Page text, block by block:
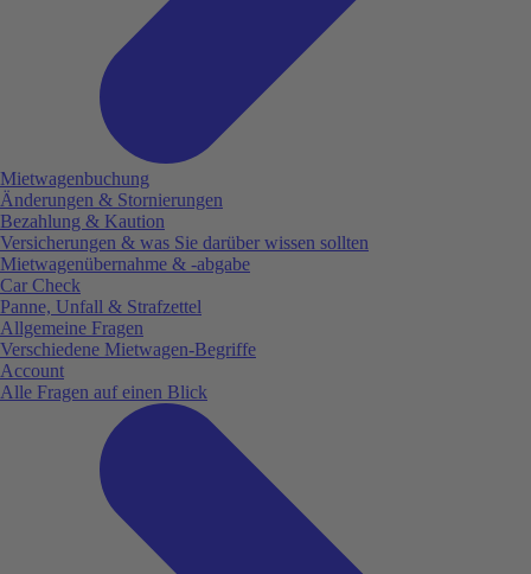
Mietwagenbuchung
Änderungen & Stornierungen
Bezahlung & Kaution
Versicherungen & was Sie darüber wissen sollten
Mietwagenübernahme & -abgabe
Car Check
Panne, Unfall & Strafzettel
Allgemeine Fragen
Verschiedene Mietwagen-Begriffe
Account
Alle Fragen auf einen Blick